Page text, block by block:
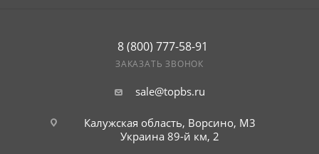
8 (800) 777-58-91
ЗАКАЗАТЬ ЗВОНОК
sale@topbs.ru
Калужская область, Ворсино, М3
Украина 89-й км, 2